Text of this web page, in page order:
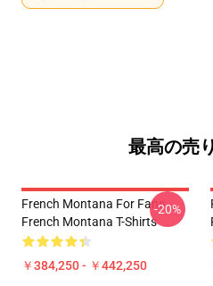
最高の売
French Montana For Fans
French Montana T-Shirts
￥384,250 - ￥442,250
-20%